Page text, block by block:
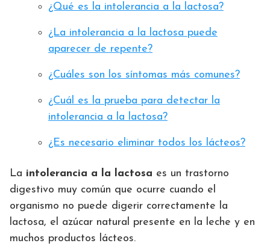
¿Qué es la intolerancia a la lactosa?
¿La intolerancia a la lactosa puede
aparecer de repente?
¿Cuáles son los síntomas más comunes?
¿Cuál es la prueba para detectar la
intolerancia a la lactosa?
¿Es necesario eliminar todos los lácteos?
La intolerancia a la lactosa es un trastorno
digestivo muy común que ocurre cuando el
organismo no puede digerir correctamente la
lactosa, el azúcar natural presente en la leche y en
muchos productos lácteos.